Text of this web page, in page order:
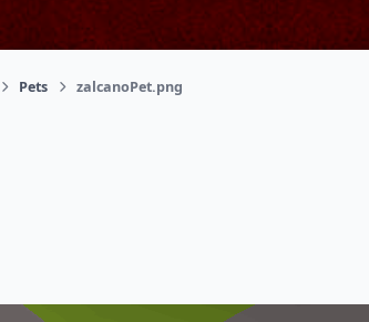
Pets zalcanoPet.png